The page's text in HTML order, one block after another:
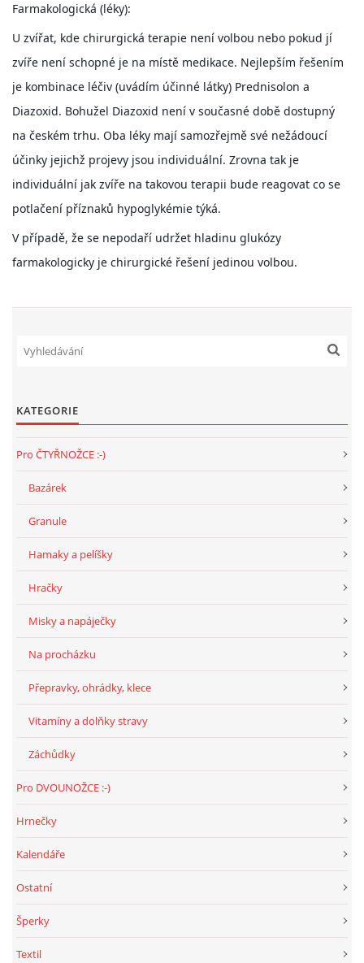
SLUŽBY
HISTORIE - 2010 - 2020
JAK NÁM POMOCI - POMÁHAJÍ NÁM :-)
Fretky Boleslav, z.s.
294 25 Katusice
602 692 130
Farmakologická (léky):
U zvířat, kde chirurgická terapie není volbou nebo pokud jí
zvíře není schopné je na místě medikace. Nejlepším řešením
je kombinace léčiv (uvádím účinné látky) Prednisolon a
Diazoxid. Bohužel Diazoxid není v současné době dostupný
na českém trhu. Oba léky mají samozřejmě své nežádoucí
účinky jejichž projevy jsou individuální. Zrovna tak je
individuální jak zvíře na takovou terapii bude reagovat co se
potlačení příznaků hypoglykémie týká.
V případě, že se nepodaří udržet hladinu glukózy
farmakologicky je chirurgické řešení jedinou volbou.
KATEGORIE
Pro ČTYŘNOŽCE :-)
Bazárek
Granule
Hamaky a pelíšky
Hračky
Misky a napáječky
Na procházku
Přepravky, ohrádky, klece
Vitamíny a dolňky stravy
Záchůdky
Pro DVOUNOŽCE :-)
Hrnečky
Kalendáře
Ostatní
Šperky
Textil